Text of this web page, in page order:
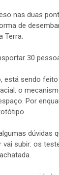
nas duas
de
Terra.
30
está sendo
o
Por
dúvidas
subir: os